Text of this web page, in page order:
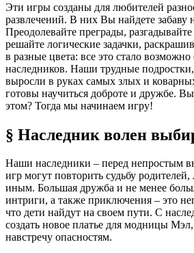
Эти игры созданы для любителей
развлечений. В них Вы найдете забаву
Преодолевайте преграды,
решайте логические задачки,
в разные цвета: все это стало
наследников. Наши трудные
выросли в руках самых злых и
готовы научиться доброте и дружбе.
этом? Тогда мы начинаем игру!
§ Наследник волен
Наши наследники – перед непростым
игр могут повторить судьбу родителей,
иным. Большая дружба и не менее
интриги, а также приключения – это
что дети найдут на своем пути. С
создать новое платье для модницы
навстречу опасностям.